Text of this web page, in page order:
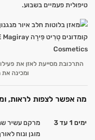
טיפולית פעמיים בשבוע.
התרכובת מסייעת לאזן את
ומכינה את
מה אפשר לצפות לראות,
ימים 1 עד 3
מרקם עשיר
מוגן ונוח